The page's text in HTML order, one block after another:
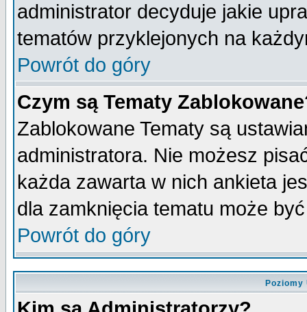
administrator decyduje jakie
tematów przyklejonych na
Powrót do góry
Czym są Tematy
Zablokowane Tematy są
administratora. Nie możesz
każda zawarta w nich ankieta
dla zamknięcia tematu może
Powrót do góry